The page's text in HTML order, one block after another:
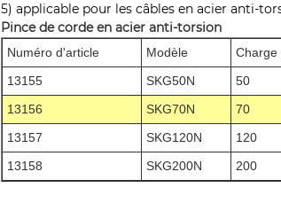
5) applicable pour les câbles en acier anti-
Pince de corde en acier anti-torsion
Numéro d'article Modèle Charge
13155
SKG50N 50
13156
SKG70N 70
13157
SKG120N 120
13158
SKG200N 200